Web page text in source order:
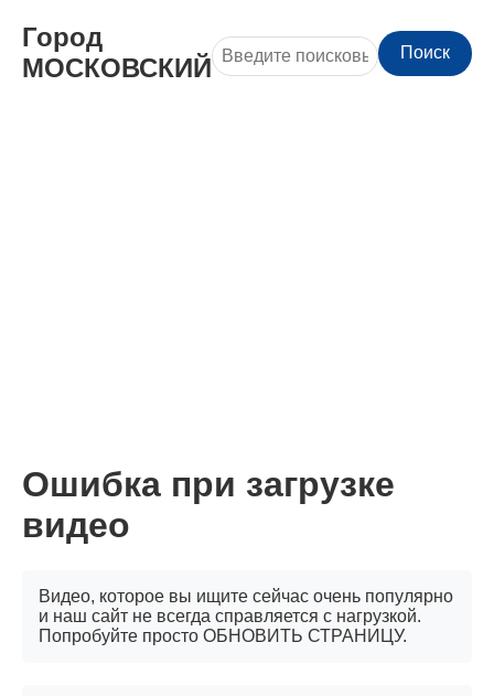
Город
МОСКОВСКИЙ
Поиск
Ошибка при загрузке
видео
Видео, которое вы ищите сейчас очень популярно
и наш сайт не всегда справляется с нагрузкой.
Попробуйте просто ОБНОВИТЬ СТРАНИЦУ.